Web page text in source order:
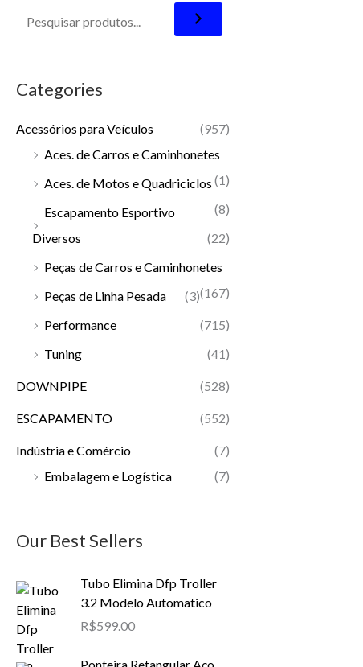
Categories
Acessórios para Veículos
(957)
Aces. de Carros e Caminhonetes
(1)
Aces. de Motos e Quadriciclos
(8)
Escapamento Esportivo
Diversos
(22)
Peças de Carros e Caminhonetes
(167)
Peças de Linha Pesada
(3)
Performance
(715)
Tuning
(41)
DOWNPIPE (528)
ESCAPAMENTO (552)
Indústria e Comércio
(7)
Embalagem e Logística
(7)
Our Best Sellers
Tubo Elimina Dfp Troller
3.2 Modelo Automatico
R$599.00